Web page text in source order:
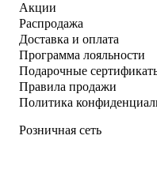
Акции
Распродажа
Доставка и оплата
Программа лояльности
Подарочные
Правила продажи
Политика
Розничная сеть